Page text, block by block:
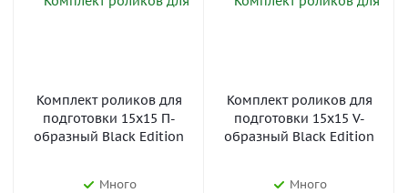
Комплект роликов для
подготовки 15x15 П-
образный Black Edition
Много
Комплект роликов для
подготовки 15x15 V-
образный Black Edition
Много